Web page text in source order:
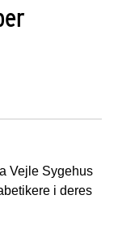
Vejle Sygehus
i deres